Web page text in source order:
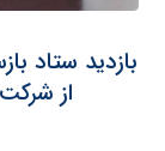
بازدید ستاد
از